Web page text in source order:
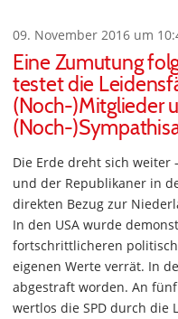
09. November 2016 um
Eine Zumutung
testet die
(Noch-)Mitglieder
(Noch-
Die Erde dreht sich weiter
und der Republikaner in
direkten Bezug zur
In den USA wurde
fortschrittlicheren
eigenen Werte verrät. In
abgestraft worden. An
wertlos die SPD durch die